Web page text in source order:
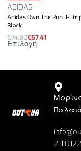
ADIDAS
Adidas Own The Run 3-
Black
€74.90€67.41
Επιλογή
211